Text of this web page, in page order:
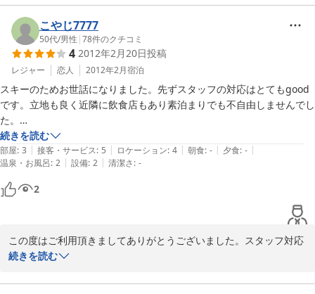
で）とも思いましたが、きになる所としては、お風呂です。
女風呂はシャワーが一つしかありません。
男風呂は３つあったそうです。
そのせいか？入浴中シャワーが最初から中々お湯にならず、途中でやっ
とお湯になったかと思ったらシャンプーの途中で水（しかもなかり冷た
い）に。。。
洗っている最中だったので仕方なくそのまま水で流しましたが、凄く寒
くなってしまいました。
場所柄寒い場所だと思うので（周りは雪景色で夜も雪が降っていまし
た）
シャワーの勢いよりも温度を何とかして欲しいなと思いました。
それと、男風呂はシャワーが３つあり、他の人が入っても何とかなりま
すが、女風呂はシャワーが１つなので、他の方が入って来たらどうする
シャワーが一つなら、他の方が入って来た時の事も考えて入浴中の札を
出す等の配慮があればなと思いました。
また、清掃や対応、アクセス等につきまして、お褒めの言葉を頂
き、家族で大変うれしく思っておりました。
ご指摘を頂きました点、ご回答させていただきます。
①お風呂・シャワーの件
当館も改装し、２０数年が経ちました。改装当時は合宿向けの宿を
設備の老朽化もあり、シャワーの温度調整がうまくいかないところ
もありました。ただ、シャワーの数が少ないので、女性浴室のアメ
ニティは充実させようと、メイク落とし等も置かせていただいてお
ルや掃除用具を浴室に配置していたことは、大きな問題であると気
⇒⇒そこで、まず女性浴室につきましては、「シャワー数が１つで
あること」や「入浴中」であることがわかるよう、札やお知らせを
置くようにいたします。
こやじ7777
50代/男性 |78件のクチコミ
4 2012年2月20日投稿
レジャー 恋人 2012年2月宿泊
スキーのためお世話になりました。先ずスタッフの対応はとてもgood
です。立地も良く近隣に飲食店もあり素泊まりでも不自由しませんでし
た。
リフト券をかなり格安で提供して頂き助かりました。
残念な点はトイレがあまりに少ないです。あの収容人数で男子トイレ大
1(ウオッシュです),小2は少なすぎます。是非増設してください。
男性用風呂は温度がかなり低めでしたが、水も湯も入れられないように
続きを読む
部屋: 3 | 接客・サービス: 5 | ロケーション: 4 | 朝食: - | 夕食: - |
温泉・お風呂: 2 | 設備: 2 | 清潔さ: -
2
この度はご利用頂きましてありがとうございました。スタッフ対応
等、お褒めのコメントを頂き、恐縮です。。逆に、トイレ、お風呂
た。
続きを読む